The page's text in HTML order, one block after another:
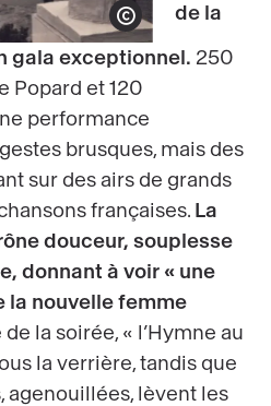
Afficher le copyright
de la
gala exceptionnel. 250
Popard et 120
performance
brusques, mais des
sur des airs de grands
françaises. La
douceur, souplesse
donnant à voir « une
la nouvelle femme
la soirée, « l’Hymne au
la verrière, tandis que
agenouillées, lèvent les